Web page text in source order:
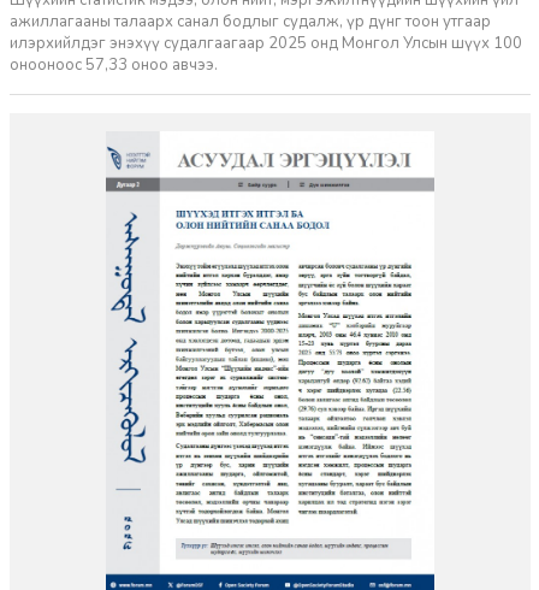
ажиллагааны талаарх санал бодлыг судалж, үр дүнг тоон утгаар
илэрхийлдэг энэхүү судалгаагаар 2025 онд Монгол Улсын шүүх 100
онооноос 57,33 оноо авчээ.